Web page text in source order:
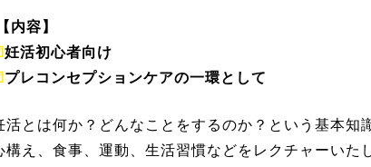
内容】
妊活初心者向け
プレコンセプションケアの一環として
活とは何か？どんなことをするのか？という基本
構え、食事、運動、生活習慣などをレクチャーいた